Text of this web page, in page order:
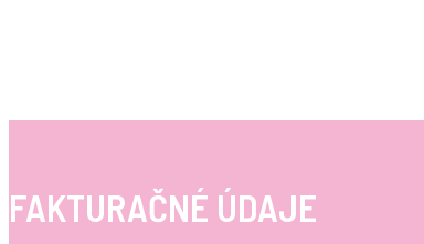
FAKTURAČNÉ ÚDAJE